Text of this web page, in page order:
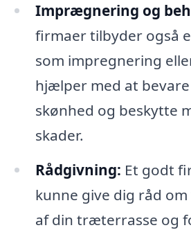
Imprægnering og
firmaer tilbyder også
som impregnering
hjælper med at
skønhed og beskytte
skader.
Rådgivning: Et godt
kunne give dig råd
af din træterrasse og